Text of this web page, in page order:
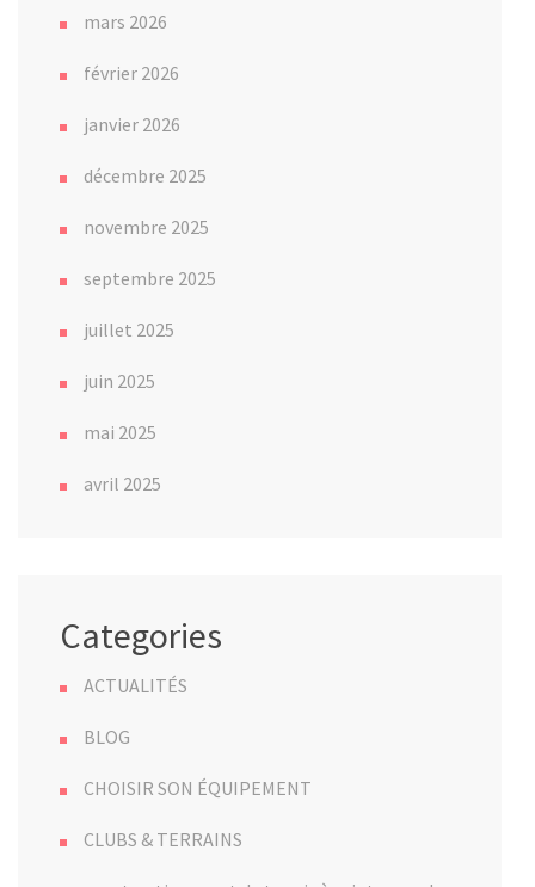
mars 2026
février 2026
janvier 2026
décembre 2025
novembre 2025
septembre 2025
juillet 2025
juin 2025
mai 2025
avril 2025
Categories
ACTUALITÉS
BLOG
CHOISIR SON ÉQUIPEMENT
CLUBS & TERRAINS